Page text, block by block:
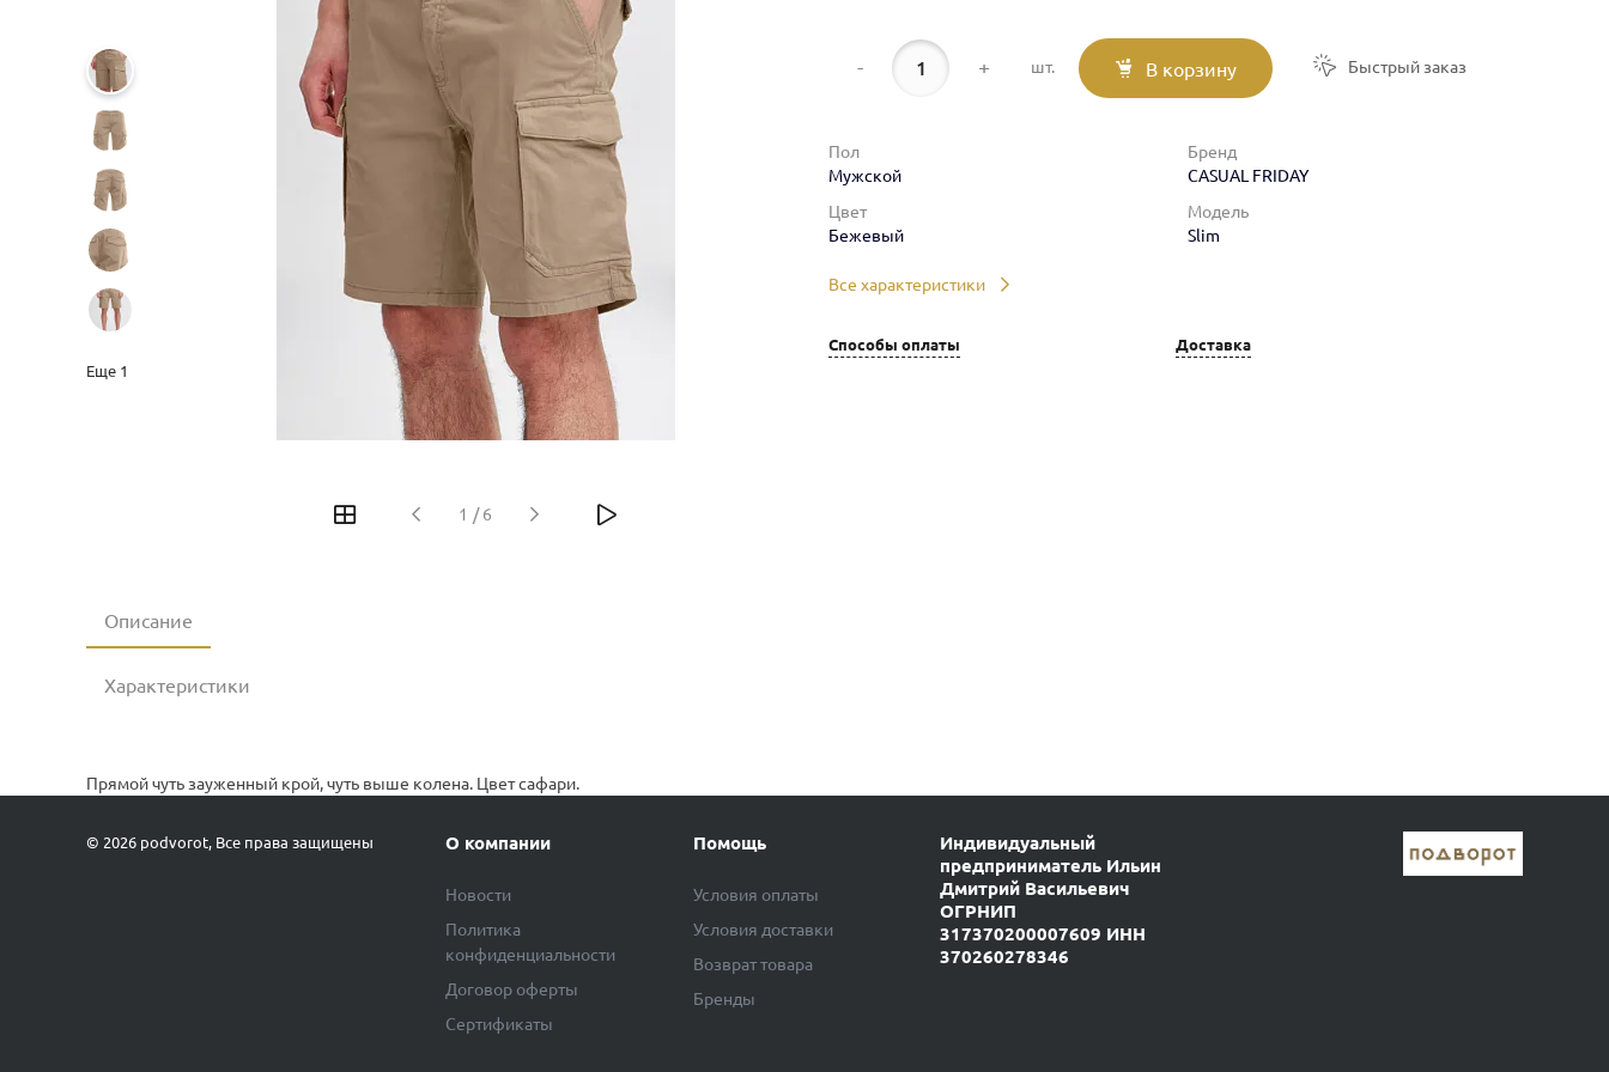
Еще 1
1 / 6
- + шт. В корзину Быстрый заказ
Пол
Мужской
Бренд
CASUAL FRIDAY
Цвет
Бежевый
Модель
Slim
Все характеристики
Способы оплаты Доставка
Описание
Характеристики
Прямой чуть зауженный крой, чуть выше колена. Цвет сафари.
© 2026 podvorot, Все права защищены О компании
Новости
Политика
конфиденциальности
Договор оферты
Сертификаты
Помощь
Условия оплаты
Условия доставки
Возврат товара
Бренды
Индивидуальный
предприниматель Ильин
Дмитрий Васильевич
ОГРНИП
317370200007609 ИНН
370260278346